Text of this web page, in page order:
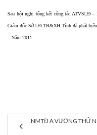
Sau hội nghị tổng kết công tác ATVSLĐ
Giám đốc Sở LĐ-TB&XH Tỉnh đã phát
– Năm 2011.
NMTĐ A VƯƠNG THỬ